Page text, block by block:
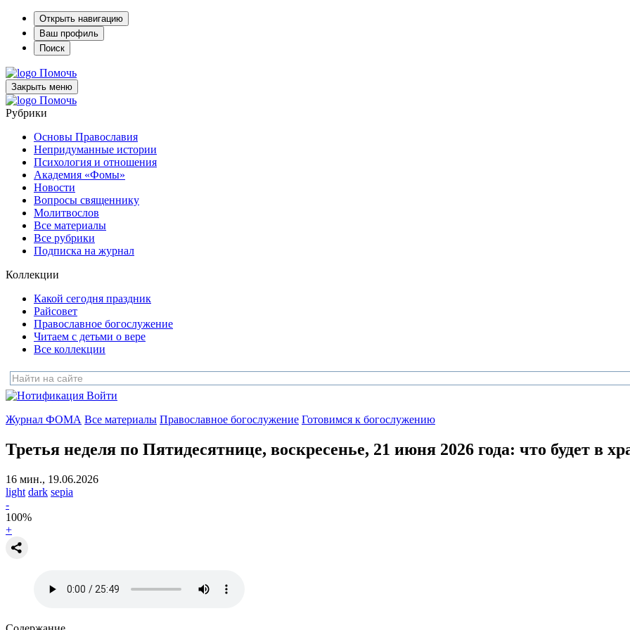
Открыть навигацию
Ваш профиль
Поиск
Помочь
Закрыть меню
Помочь
Рубрики
Основы Православия
Непридуманные истории
Психология и отношения
Академия «Фомы»
Новости
Вопросы священнику
Молитвослов
Все материалы
Все рубрики
Подписка на журнал
Коллекции
Какой сегодня праздник
Райсовет
Православное богослужение
Читаем с детьми о вере
Все коллекции
Войти
Журнал ФОМА Все материалы Православное богослужение Готовимся к богослужению
Третья неделя по Пятидесятнице, воскресенье, 21 июня 2026 года: что будет в
16 мин., 19.06.2026
light dark sepia
-
100%
+